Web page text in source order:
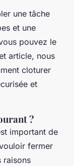
une tâche
et une
pouvez le
article, nous
cloturer
et
?
important de
fermer
raisons